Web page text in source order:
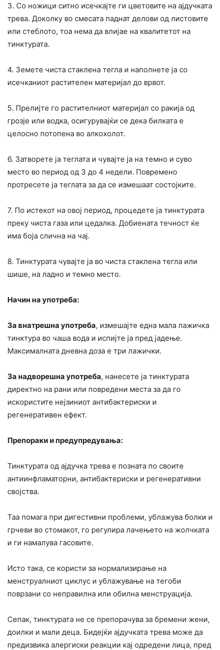
3. Со ножици ситно исечкајте ги цветовите на ајдучката
трева. Доколку во смесата паднат делови од листовите
или стеблото, тоа нема да влијае на квалитетот на
тинктурата.
4. Земете чиста стаклена тегла и наполнете ја со
исечканиот растителен материјал до врвот.
5. Прелијте го растителниот материјал со ракија од
грозје или водка, осигурувајќи се дека билката е
целосно потопена во алкохолот.
6. Затворете ја теглата и чувајте ја на темно и суво
место во период од 3 до 4 недели. Повремено
протресете ја теглата за да се измешаат состојките.
7. По истекот на овој период, процедете ја тинктурата
преку чиста газа или цедалка. Добиената течност ќе
има боја слична на чај.
8. Тинктурата чувајте ја во чиста стаклена тегла или
шише, на ладно и темно место.
Начин на употреба:
За внатрешна употреба, измешајте една мала лажичка
тинктура во чаша вода и испијте ја пред јадење.
Максималната дневна доза е три лажички.
За надворешна употреба, нанесете ја тинктурата
директно на рани или повредени места за да го
искористите нејзиниот антибактериски и
регенеративен ефект.
Препораки и предупредувања:
Тинктурата од ајдучка трева е позната по своите
антиинфламаторни, антибактериски и регенеративни
својства.
Таа помага при дигестивни проблеми, ублажува болки и
грчеви во стомакот, го регулира лачењето на жолчката
и ги намалува гасовите.
Исто така, се користи за нормализирање на
менструалниот циклус и ублажување на тегоби
поврзани со неправилна или обилна менструација.
Сепак, тинктурата не се препорачува за бремени жени,
доилки и мали деца. Бидејќи ајдучката трева може да
предизвика алергиски реакции кај одредени лица, пред